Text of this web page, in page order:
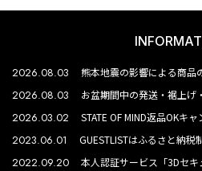
2026.08.03 熊本地震の影響による商品
2026.08.03 お盆期間中の発送・裾上げ
2026.03.02 STATE OF MIND返品OKキ
2023.06.01 GUESTLISTはふるさと納税
2022.09.20 本人認証サービス「3Dセ